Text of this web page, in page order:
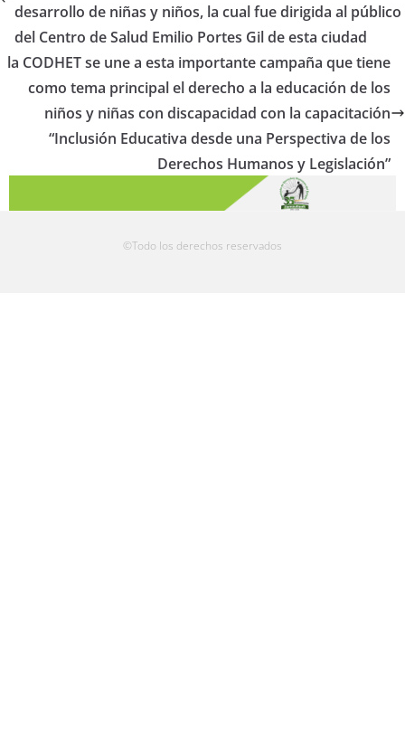
desarrollo de niñas y niños, la cual fue dirigida al público
del Centro de Salud Emilio Portes Gil de esta ciudad
la CODHET se une a esta importante campaña que tiene
como tema principal el derecho a la educación de los
niños y niñas con discapacidad con la capacitación
“Inclusión Educativa desde una Perspectiva de los
Derechos Humanos y Legislación”
©Todo los derechos reservados